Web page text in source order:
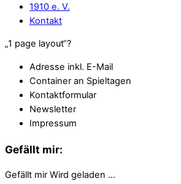
1910 e. V.
Kontakt
„1 page layout“?
Adresse inkl. E-Mail
Container an Spieltagen
Kontaktformular
Newsletter
Impressum
Gefällt mir:
Gefällt mir Wird geladen …